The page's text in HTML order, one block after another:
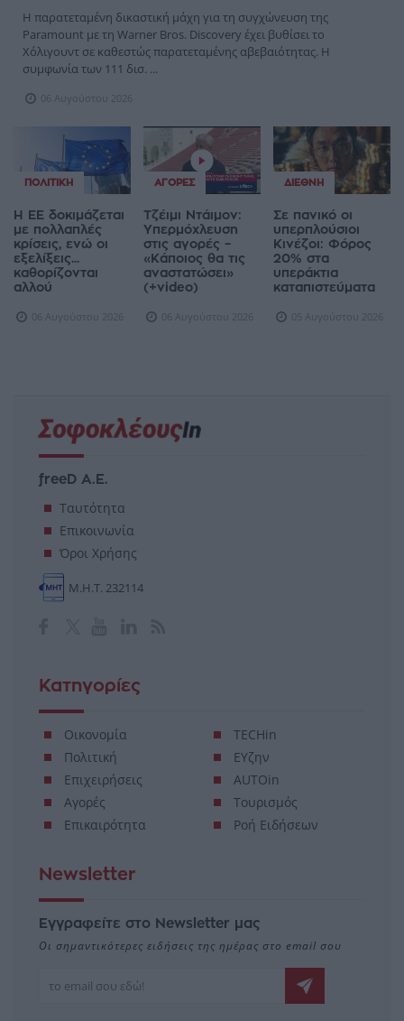
Η παρατεταμένη δικαστική μάχη για τη συγχώνευση της
Paramount με τη Warner Bros. Discovery έχει βυθίσει το
Χόλιγουντ σε καθεστώς παρατεταμένης αβεβαιότητας. Η
συμφωνία των 111 δισ. ...
06 Αυγούστου 2026
ΠΟΛΙΤΙΚΉ
Η ΕΕ δοκιμάζεται
με πολλαπλές
κρίσεις, ενώ οι
εξελίξεις...
καθορίζονται
αλλού
06 Αυγούστου 2026
ΑΓΟΡΈΣ
Τζέιμι Ντάιμον:
Υπερμόχλευση
στις αγορές –
«Κάποιος θα τις
αναστατώσει»
(+video)
06 Αυγούστου 2026
ΔΙΕΘΝΉ
Σε πανικό οι
υπερπλούσιοι
Κινέζοι: Φόρος
20% στα
υπεράκτια
καταπιστεύματα
05 Αυγούστου 2026
freeD Α.Ε.
Ταυτότητα
Επικοινωνία
Όροι Χρήσης
Μ.Η.Τ. 232114
Κατηγορίες
Οικονομία
Πολιτική
Επιχειρήσεις
Αγορές
Επικαιρότητα
TECHin
ΕΥζην
AUTOin
Τουρισμός
Ροή Ειδήσεων
Newsletter
Εγγραφείτε στο Newsletter μας
Οι σημαντικότερες ειδήσεις της ημέρας στο email σου